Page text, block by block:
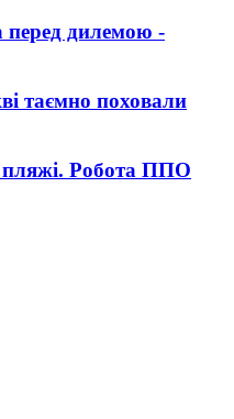
перед дилемою -
таємно поховали
Робота ППО